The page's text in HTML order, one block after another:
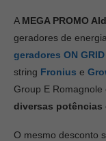
A MEGA PROMO
geradores de
geradores ON GRID
string Fronius e
Group E Romagnole
diversas potências
O mesmo desconto